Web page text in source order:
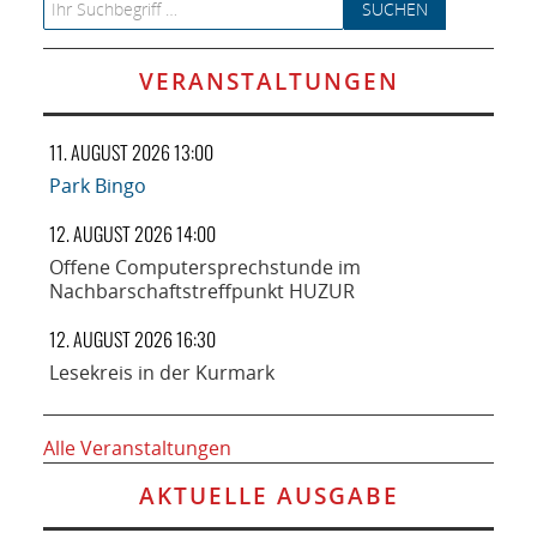
VERANSTALTUNGEN
11. AUGUST 2026 13:00
Park Bingo
12. AUGUST 2026 14:00
Offene Computersprechstunde im
Nachbarschaftstreffpunkt HUZUR
12. AUGUST 2026 16:30
Lesekreis in der Kurmark
Alle Veranstaltungen
AKTUELLE AUSGABE